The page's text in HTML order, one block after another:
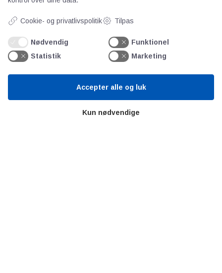
Teknologisk Institut
Bitva
Videncentre
Litteratur
Forkortelser
Cookie- og privatlivspolitik Tilpas
Nødvendig
Funktionel
Statistik
Marketing
Kun nødvendige
Accepter alle og luk